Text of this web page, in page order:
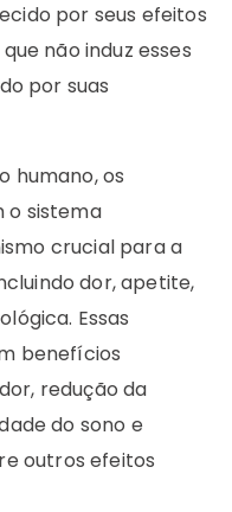
por seus efeitos
não induz esses
por suas
humano, os
o sistema
crucial para a
dor, apetite,
Essas
benefícios
redução da
do sono e
outros efeitos